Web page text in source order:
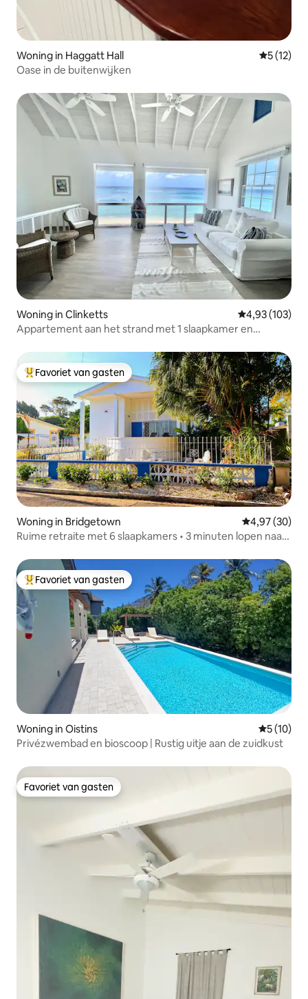
Woning in Haggatt Hall
5 (12)
Oase in de buitenwijken
Woning in Clinketts Gemiddelde
4,93 (103)
Appartement aan het strand met 1 slaapkamer en
Topfavoriet van gasten
Favoriet van gasten
Woning in Bridgetown Gemiddelde
4,97 (30)
Ruime retraite met 6 slaapkamers • 3 minuten lopen naar
Topfavoriet van gasten
Favoriet van gasten
Woning in Oistins
5 (10)
Privézwembad en bioscoop | Rustig uitje aan de zuidkust
Favoriet van gasten
Favoriet van gasten